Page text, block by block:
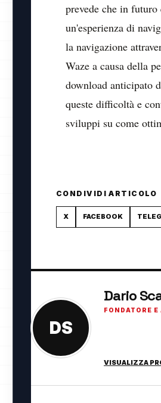
prevede che in
un'esperienza di
la navigazione
Waze a causa della
download anticipato
queste difficoltà e
sviluppi su come
CONDIVIDI ARTICOLO
X FACEBOOK
DS
Dario
FONDATORE
VISUALIZZA